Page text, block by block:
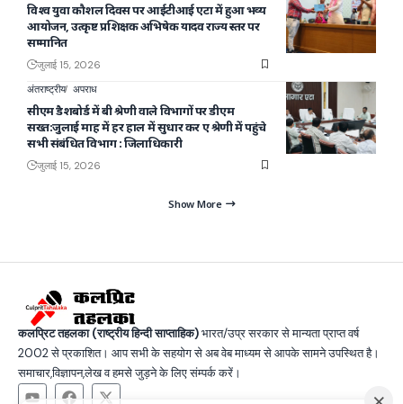
विश्व युवा कौशल दिवस पर आईटीआई एटा में हुआ भव्य
आयोजन, उत्कृष्ट प्रशिक्षक अभिषेक यादव राज्य स्तर पर
सम्मानित
जुलाई 15, 2026
अंतराष्ट्रीय अपराध
सीएम डैशबोर्ड में बी श्रेणी वाले विभागों पर डीएम
सख्त:जुलाई माह में हर हाल में सुधार कर ए श्रेणी में पहुंचे
सभी संबंधित विभाग : जिलाधिकारी
जुलाई 15, 2026
Show More
कलप्रिट तहलका (राष्ट्रीय हिन्दी साप्ताहिक)भारत/उप्र सरकार से मान्यता प्राप्त वर्ष
2002 से प्रकाशित। आप सभी के सहयोग से अब वेब माध्यम से आपके सामने उपस्थित है।
समाचार,विज्ञापन,लेख व हमसे जुड़ने के लिए संम्पर्क करें।